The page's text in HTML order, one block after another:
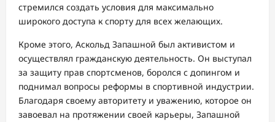
стремился создать условия для максимально
широкого доступа к спорту для всех желающих.
Кроме этого, Аскольд Запашной был активистом и
осуществлял гражданскую деятельность. Он выступал
за защиту прав спортсменов, боролся с допингом и
поднимал вопросы реформы в спортивной индустрии.
Благодаря своему авторитету и уважению, которое он
завоевал на протяжении своей карьеры, Запашной